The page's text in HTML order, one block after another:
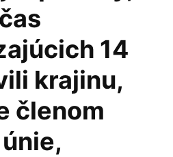
14
krajinu,
členom